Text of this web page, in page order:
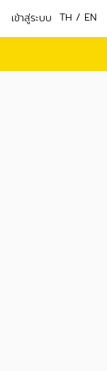
TH / EN
เข้าสู่ระบบ